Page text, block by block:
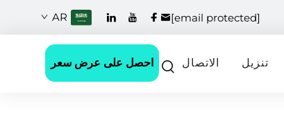
[email protected]
AR
تنزيل الاتصال احصل على عرض سعر